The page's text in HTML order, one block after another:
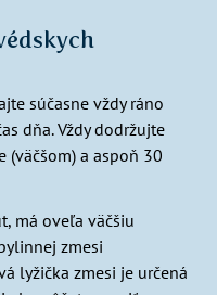
súčasne vždy ráno
dňa. Vždy dodržujte
a aspoň 30
má oveľa väčšiu
zmesi
lyžička zmesi je určená